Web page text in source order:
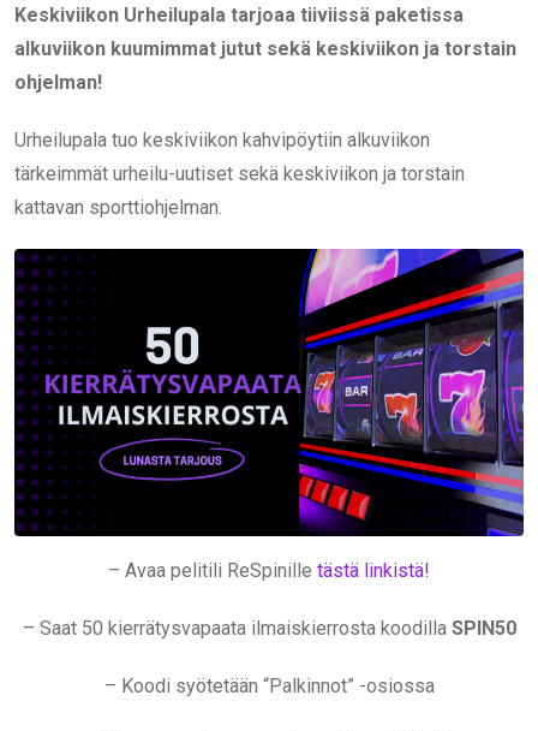
Keskiviikon Urheilupala tarjoaa tiiviissä paketissa
alkuviikon kuumimmat jutut sekä keskiviikon ja torstain
ohjelman!
Urheilupala tuo keskiviikon kahvipöytiin alkuviikon
tärkeimmät urheilu-uutiset sekä keskiviikon ja torstain
kattavan sporttiohjelman.
– Avaa pelitili ReSpinille tästä linkistä!
– Saat 50 kierrätysvapaata ilmaiskierrosta koodilla SPIN50
– Koodi syötetään “Palkinnot” -osiossa